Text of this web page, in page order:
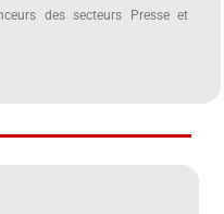
des secteurs Presse et